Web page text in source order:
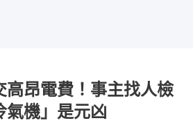
高昂電費！事主找人檢
機」是元凶